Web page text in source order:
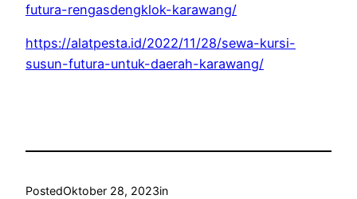
futura-rengasdengklok-karawang/
https://alatpesta.id/2022/11/28/sewa-kursi-
susun-futura-untuk-daerah-karawang/
PostedOktober 28, 2023in